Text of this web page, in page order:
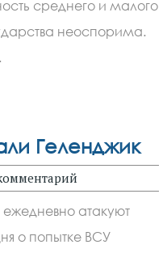
среднего и малого
неоспорима.
Геленджик
атакуют
о попытке ВСУ